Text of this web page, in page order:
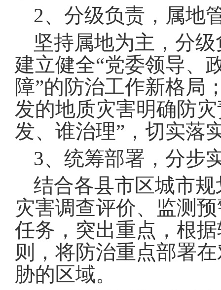
2、分级负责，属地
坚持属地为主，分
建立健全“党委领导、
障”的防治工作新格局
发的地质灾害明确防
发、谁治理” ，切实落
3、统筹部署，分步
结合各县市区城市
灾害调查评价、监测
任务，突出重点，根
则，将防治重点部署
胁的区域。